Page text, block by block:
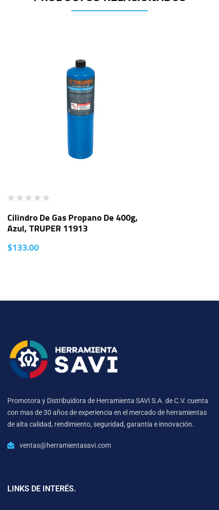
Cilindro De Gas Propano De 400g,
Azul, TRUPER 11913
$133.00
Promotora y Distribuidora de Herramienta SAVI S.A. de C.V. cuenta
con mas de 30 años de experiencia en el mercado de herramientas
de alta calidad, rendimiento, seguridad, garantía e innovación.
ventas@herramientasavi.com
LINKS DE INTERÉS.